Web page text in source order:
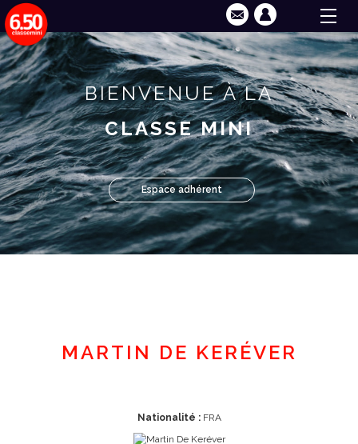
BIENVENUE À LA
CLASSE MINI
Espace adhérent
MARTIN DE KERÉVER
Nationalité :FRA